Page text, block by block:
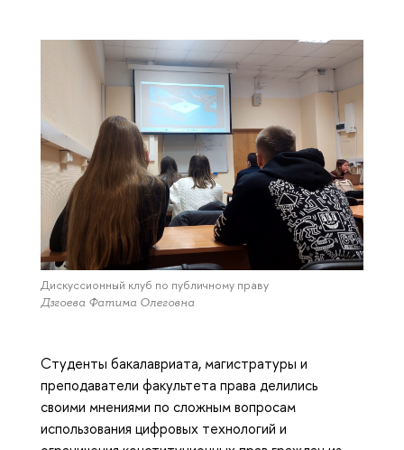
Дискуссионный клуб по публичному праву
Дзгоева Фатима Олеговна
Cтуденты бакалавриата, магистратуры и
преподаватели факультета права делились
своими мнениями по сложным вопросам
использования цифровых технологий и